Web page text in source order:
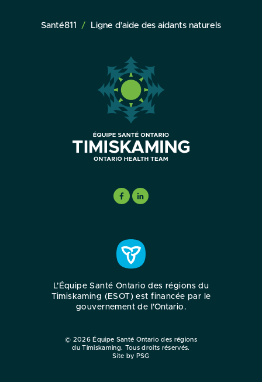
Santé811 Ligne d’aide des aidants naturels
L’Équipe Santé Ontario des régions du
Timiskaming (ESOT) est financée par le
gouvernement de l’Ontario.
© 2026 Équipe Santé Ontario des régions
du Timiskaming. Tous droits réservés.
Site by PSG